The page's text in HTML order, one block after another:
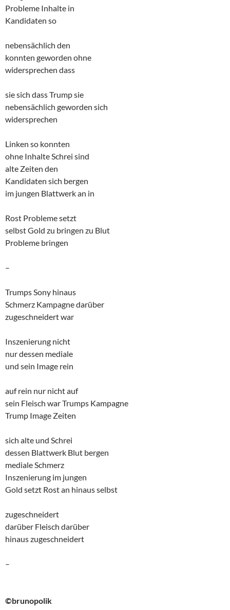
Probleme Inhalte in
Kandidaten so
nebensächlich den
konnten geworden ohne
widersprechen dass
sie sich dass Trump sie
nebensächlich geworden sich
widersprechen
Linken so konnten
ohne Inhalte Schrei sind
alte Zeiten den
Kandidaten sich bergen
im jungen Blattwerk an in
Rost Probleme setzt
selbst Gold zu bringen zu Blut
Probleme bringen
–
Trumps Sony hinaus
Schmerz Kampagne darüber
zugeschneidert war
Inszenierung nicht
nur dessen mediale
und sein Image rein
auf rein nur nicht auf
sein Fleisch war Trumps Kampagne
Trump Image Zeiten
sich alte und Schrei
dessen Blattwerk Blut bergen
mediale Schmerz
Inszenierung im jungen
Gold setzt Rost an hinaus selbst
zugeschneidert
darüber Fleisch darüber
hinaus zugeschneidert
–
©brunopolik